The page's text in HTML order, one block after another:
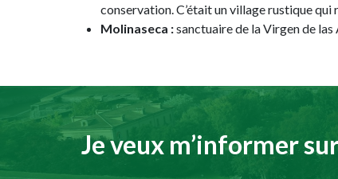
conservation. C’était un village rustique
Molinaseca :sanctuaire de la Virgen de
Je veux m’informer